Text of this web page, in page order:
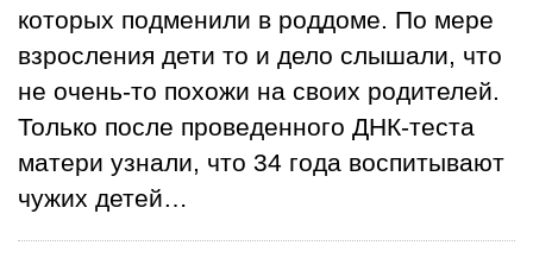
которых подменили в роддоме. По мере
взросления дети то и дело слышали, что
не очень-то похожи на своих родителей.
Только после проведенного ДНК-теста
матери узнали, что 34 года воспитывают
чужих детей…